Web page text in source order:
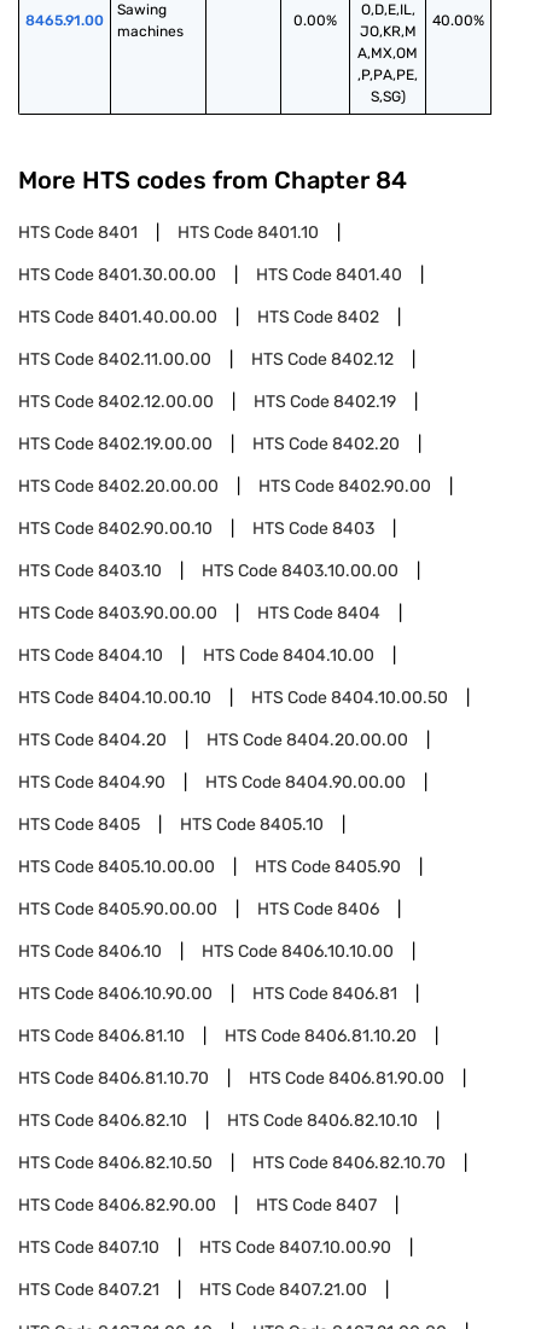
8465.91.00
Sawing
machines
0.00%
O,D,E,IL,
JO,KR,M
A,MX,OM
,P,PA,PE,
S,SG)
40.00%
More HTS codes from Chapter 84
HTS Code8401 HTS Code8401.10
HTS Code8401.30.00.00 HTS Code8401.40
HTS Code8401.40.00.00 HTS Code8402
HTS Code8402.11.00.00 HTS Code8402.12
HTS Code8402.12.00.00 HTS Code8402.19
HTS Code8402.19.00.00 HTS Code8402.20
HTS Code8402.20.00.00 HTS Code8402.90.00
HTS Code8402.90.00.10 HTS Code8403
HTS Code8403.10 HTS Code8403.10.00.00
HTS Code8403.90.00.00 HTS Code8404
HTS Code8404.10 HTS Code8404.10.00
HTS Code8404.10.00.10 HTS Code8404.10.00.50
HTS Code8404.20 HTS Code8404.20.00.00
HTS Code8404.90 HTS Code8404.90.00.00
HTS Code8405 HTS Code8405.10
HTS Code8405.10.00.00 HTS Code8405.90
HTS Code8405.90.00.00 HTS Code8406
HTS Code8406.10 HTS Code8406.10.10.00
HTS Code8406.10.90.00 HTS Code8406.81
HTS Code8406.81.10 HTS Code8406.81.10.20
HTS Code8406.81.10.70 HTS Code8406.81.90.00
HTS Code8406.82.10 HTS Code8406.82.10.10
HTS Code8406.82.10.50 HTS Code8406.82.10.70
HTS Code8406.82.90.00 HTS Code8407
HTS Code8407.10 HTS Code8407.10.00.90
HTS Code8407.21 HTS Code8407.21.00